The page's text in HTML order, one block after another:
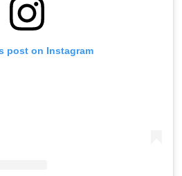
post on Instagram